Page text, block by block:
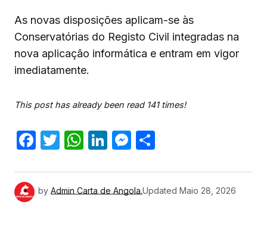
As novas disposições aplicam-se às
Conservatórias do Registo Civil integradas na
nova aplicação informática e entram em vigor
imediatamente.
This post has already been read 141 times!
Facebook
Twitter
WhatsApp
LinkedIn
Messenger
by Admin Carta de Angola.Updated Maio 28, 2026